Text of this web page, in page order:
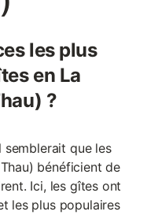
les plus
en La
?
semblerait que les
bénéficient de
Ici, les gîtes ont
les plus populaires